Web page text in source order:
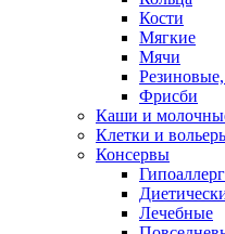
Кости
Мягкие
Мячи
Фрисби
Каши и
Клетки и
Консервы
Лечебные